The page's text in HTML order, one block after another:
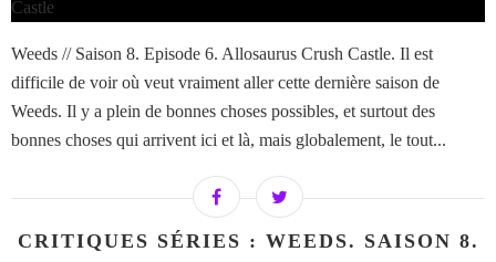
Weeds // Saison 8. Episode 6. Allosaurus Crush Castle. Il est
difficile de voir où veut vraiment aller cette dernière saison de
Weeds. Il y a plein de bonnes choses possibles, et surtout des
bonnes choses qui arrivent ici et là, mais globalement, le tout...
CRITIQUES SÉRIES : WEEDS. SAISON 8.